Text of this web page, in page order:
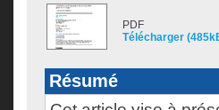
PDF
Télécharger
Résumé